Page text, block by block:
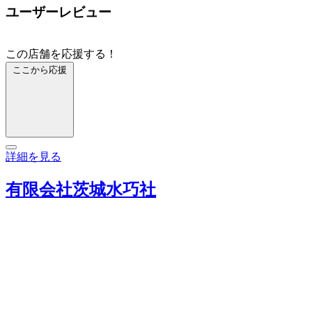
ユーザーレビュー
この店舗を応援する！
ここから応援
詳細を見る
有限会社茨城水巧社